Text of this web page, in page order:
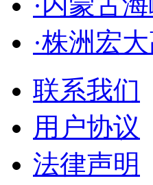
·株洲宏
联系我们
用户协议
法律声明